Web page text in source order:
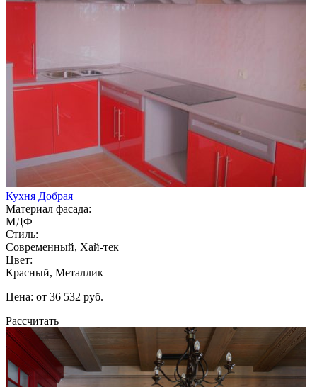
Кухня Добрая
Материал фасада:
МДФ
Стиль:
Современный, Хай-тек
Цвет:
Красный, Металлик
Цена: от 36 532 руб.
Рассчитать